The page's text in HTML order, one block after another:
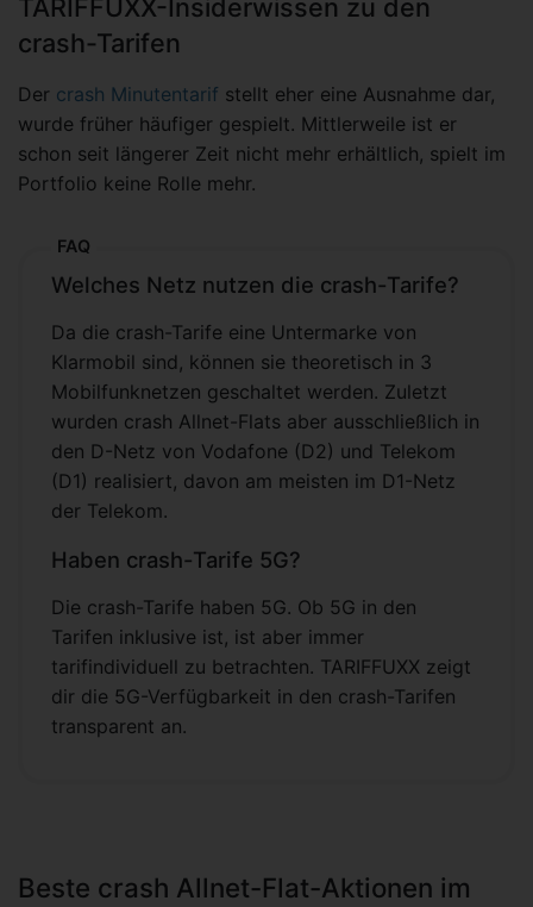
TARIFFUXX-Insiderwissen zu den
crash-Tarifen
Der crash Minutentarif stellt eher eine Ausnahme dar,
wurde früher häufiger gespielt. Mittlerweile ist er
schon seit längerer Zeit nicht mehr erhältlich, spielt im
Portfolio keine Rolle mehr.
FAQ
Welches Netz nutzen die crash-Tarife?
Da die crash-Tarife eine Untermarke von
Klarmobil sind, können sie theoretisch in 3
Mobilfunknetzen geschaltet werden. Zuletzt
wurden crash Allnet-Flats aber ausschließlich in
den D-Netz von Vodafone (D2) und Telekom
(D1) realisiert, davon am meisten im D1-Netz
der Telekom.
Haben crash-Tarife 5G?
Die crash-Tarife haben 5G. Ob 5G in den
Tarifen inklusive ist, ist aber immer
tarifindividuell zu betrachten. TARIFFUXX zeigt
dir die 5G-Verfügbarkeit in den crash-Tarifen
transparent an.
Beste crash Allnet-Flat-Aktionen im